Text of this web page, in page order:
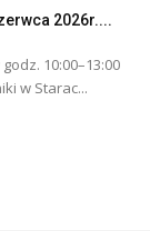
2026r....
10:00–13:00
w Starac...